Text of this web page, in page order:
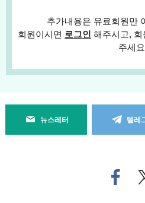
추가내용은 유료회원만
회원이시면 로그인 해주시고, 회
주세
뉴스레터 텔레
페
이